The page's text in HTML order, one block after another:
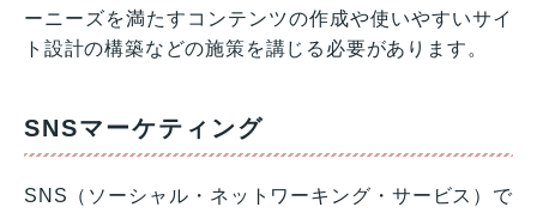
ーニーズを満たすコンテンツの作成や使いやすいサイ
ト設計の構築などの施策を講じる必要があります。
SNSマーケティング
SNS（ソーシャル・ネットワーキング・サービス）で